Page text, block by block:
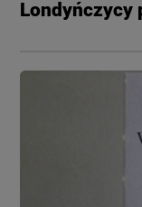
Londyńczycy